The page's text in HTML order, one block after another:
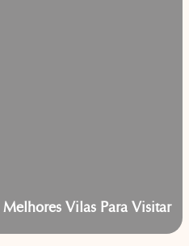
Vilas Para Visitar